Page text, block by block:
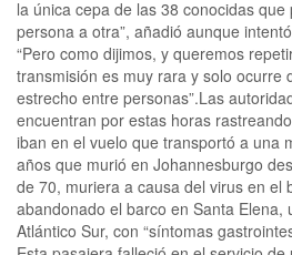
la única cepa de las 38 conocidas
persona a otra”, añadió aunque
“Pero como dijimos, y queremos
transmisión es muy rara y solo ocurre
estrecho entre personas”.Las
encuentran por estas horas
iban en el vuelo que transportó a una
años que murió en Johannesburgo
de 70, muriera a causa del virus en el
abandonado el barco en Santa Elena,
Atlántico Sur, con “síntomas